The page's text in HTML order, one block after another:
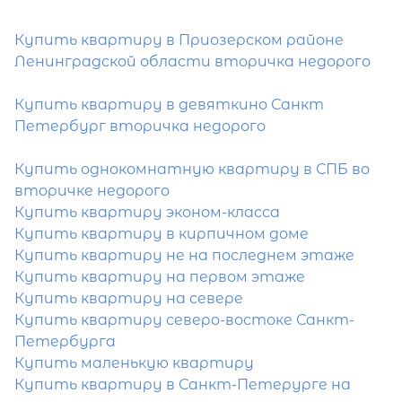
Мы поможем подобрать
сжатые сроки
Отправить заявку
Купить квартиру в Приозерском районе
Ленинградской области вторичка недорого
Купить квартиру в девяткино Санкт
Петербург вторичка недорого
Купить однокомнатную квартиру в СПБ во
вторичке недорого
Купить квартиру эконом-класса
Купить квартиру в кирпичном доме
Купить квартиру не на последнем этаже
Купить квартиру на первом этаже
Купить квартиру на севере
Купить квартиру северо-востоке Санкт-
Петербурга
Купить маленькую квартиру
Купить квартиру в Санкт-Петерурге на